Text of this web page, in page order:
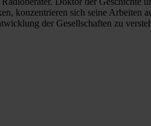
konzentrieren sich seine
der Gesellschaften zu